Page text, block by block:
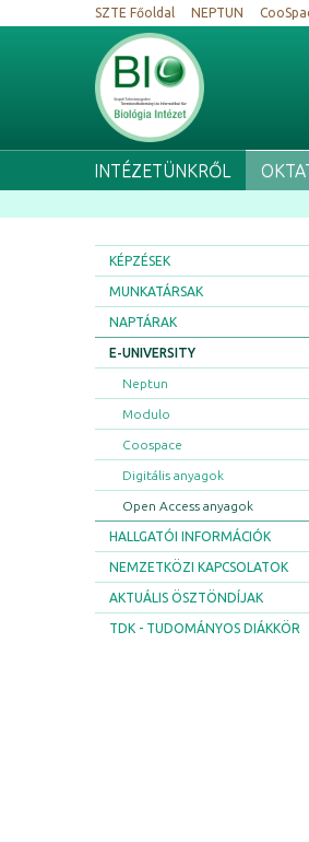
SZTE Főoldal NEPTUN
INTÉZETÜNKRŐL
KÉPZÉSEK
MUNKATÁRSAK
NAPTÁRAK
E-UNIVERSITY
Neptun
Modulo
Coospace
Digitális anyagok
Open Access anyagok
HALLGATÓI INFORMÁCIÓK
NEMZETKÖZI KAPCSOLATOK
AKTUÁLIS ÖSZTÖNDÍJAK
TDK - TUDOMÁNYOS DIÁKKÖR